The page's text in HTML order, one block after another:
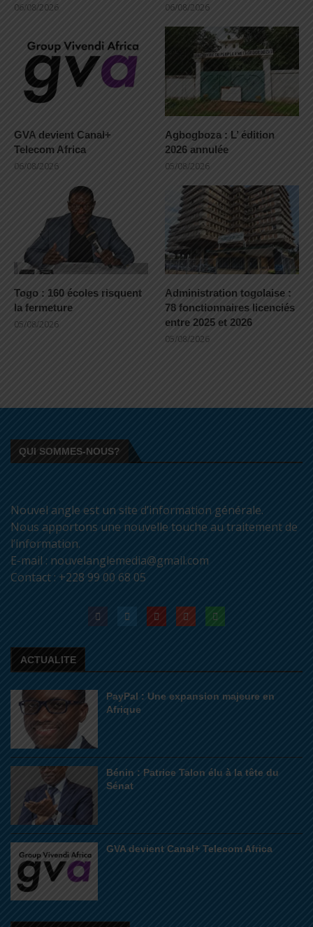
06/08/2026
06/08/2026
GVA devient Canal+
Telecom Africa
06/08/2026
Agbogboza : L’ édition
2026 annulée
05/08/2026
Togo : 160 écoles risquent
la fermeture
05/08/2026
Administration togolaise :
78 fonctionnaires licenciés
entre 2025 et 2026
05/08/2026
QUI SOMMES-NOUS?
Nouvel angle est un site d’information générale.
Nous apportons une nouvelle touche au traitement de
l’information.
E-mail : nouvelanglemedia@gmail.com
Contact : +228 99 00 68 05
ACTUALITE
PayPal : Une expansion majeure en
Afrique
Bénin : Patrice Talon élu à la tête du
Sénat
GVA devient Canal+ Telecom Africa